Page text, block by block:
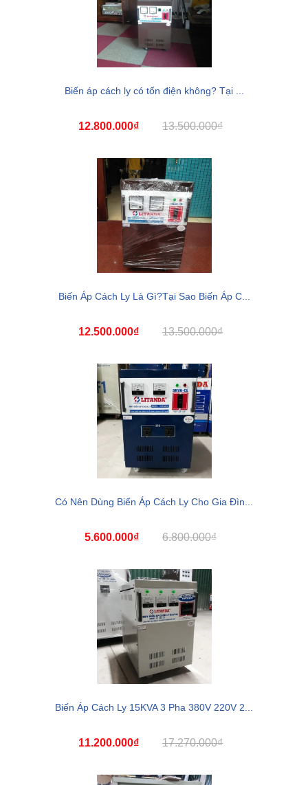
Biến áp cách ly có tốn điện không? Tại ...
12.800.000₫ 13.500.000₫
Biến Áp Cách Ly Là Gì?Tại Sao Biến Áp C...
12.500.000₫ 13.500.000₫
Có Nên Dùng Biến Áp Cách Ly Cho Gia Đìn...
5.600.000₫ 6.800.000₫
Biến Áp Cách Ly 15KVA 3 Pha 380V 220V 2...
11.200.000₫ 17.270.000₫